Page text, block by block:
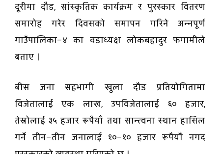
दूरीमा दौड, सांस्कृतिक कार्यक्रम र पुरस्कार वितरण
समारोह गरेर दिवसको समापन गरिने अन्नपूर्ण
गाउँपालिका–४ का वडाध्यक्ष लोकबहादुर फगामीले
बताए ।
बीस जना सहभागी खुला दौड प्रतियोगितामा
विजेतालाई एक लाख, उपविजेतालाई ६० हजार,
तेस्रोलाई ३५ हजार रूपैयाँ तथा सान्त्वना स्थान हासिल
गर्ने तीन–तीन जनालाई १०–१० हजार रूपैयाँ नगद